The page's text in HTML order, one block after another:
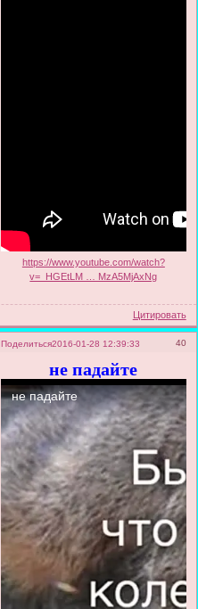
https://www.youtube.com/watch?
v=_HGEtLM … MzA5MjAxNg
Цитировать
Поделиться 40
2016-01-28 12:39:33
не падайте